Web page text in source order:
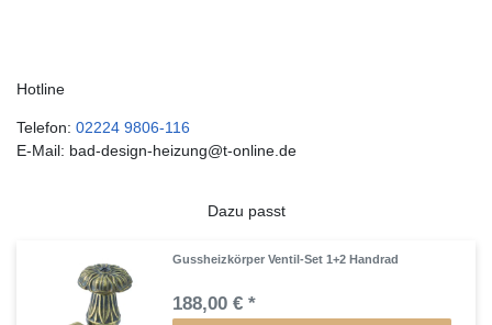
Hotline
Telefon: 02224 9806-116
E-Mail: bad-design-heizung@t-online.de
Dazu passt
Gussheizkörper Ventil-Set 1+2 Handrad
188,00 € *